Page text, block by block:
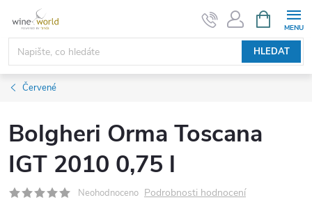
obsah
HLEDAT
NÁKUPNÍ
KOŠÍK
Červené
Bolgheri Orma Toscana
IGT 2010 0,75 l
Neohodnoceno Podrobnosti hodnocení